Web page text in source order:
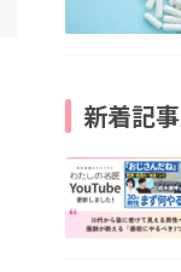
新着記事